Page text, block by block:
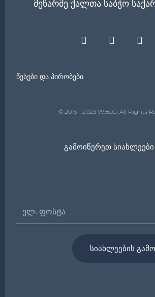
მეწარმე ქალთა საბჭო
წესები და პირობები
© 2015 - 2023 WBCG. All Rights
Გამოიწერეთ Სიახლეები
Ფოსტა
ᲡᲘᲐᲮᲚᲔᲔᲑᲘᲡ